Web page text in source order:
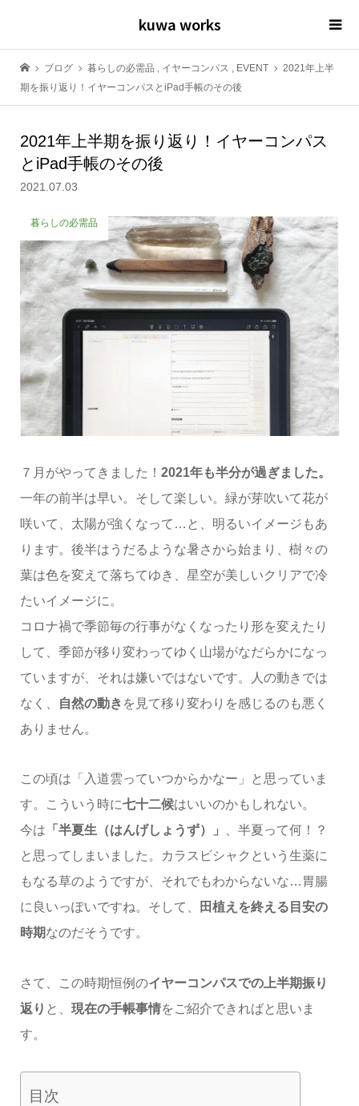
kuwa works
ブログ 暮らしの必需品 , イヤーコンパス , EVENT
2021年上半
期を振り返り！イヤーコンパスとiPad手帳のその後
2021年上半期を振り返り！イヤーコンパス
とiPad手帳のその後
2021.07.03
暮らしの必需品
７月がやってきました！ 2021年も半分が過ぎました。
一年の前半は早い。そして楽しい。緑が芽吹いて花が
咲いて、太陽が強くなって…と、明るいイメージもあ
ります。後半はうだるような暑さから始まり、樹々の
葉は色を変えて落ちてゆき、星空が美しいクリアで冷
たいイメージに。
コロナ禍で季節毎の行事がなくなったり形を変えたり
して、季節が移り変わってゆく山場がなだらかになっ
ていますが、それは嫌いではないです。人の動きでは
なく、
自然の動き を見て移り変わりを感じるのも悪く
ありません。
この頃は「入道雲っていつからかなー」と思っていま
す。こういう時に七十二候はいいのかもしれない。
今は 「半夏生（はんげしょうず）」
、半夏って何！？
と思ってしまいました。カラスビシャクという生薬に
もなる草のようですが、それでもわからないな…胃腸
に良いっぽいですね。そして、
田植えを終える目安の
時期なのだそうです。
さて、この時期恒例のイヤーコンパスでの上半期振り
返り と、 現在の手帳事情をご紹介できればと思いま
す。
目次